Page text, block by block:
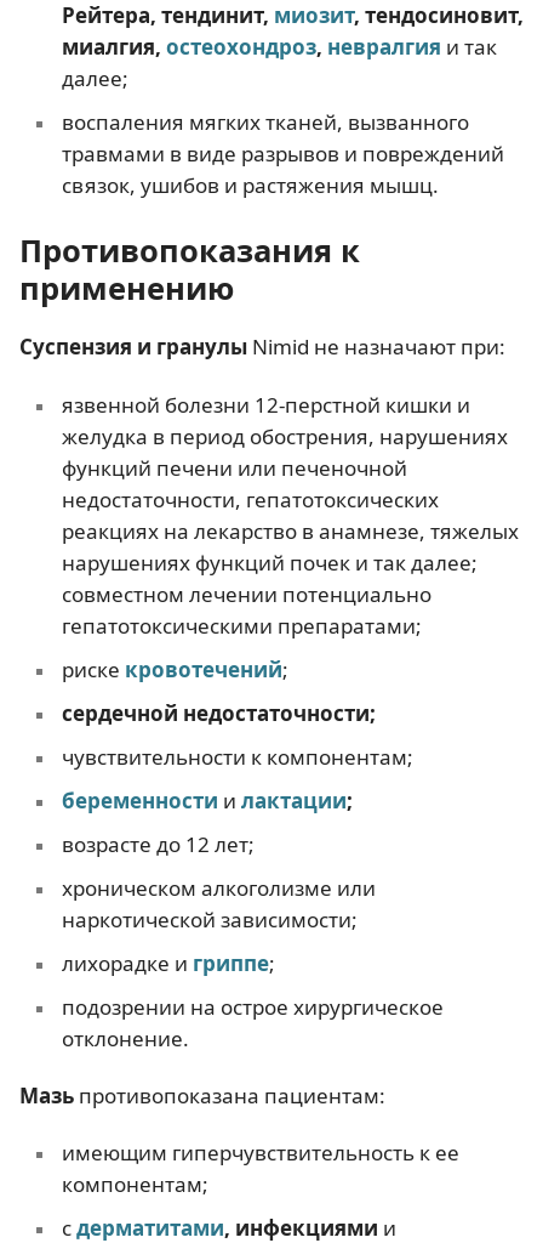
Рейтера, тендинит, миозит, тендосиновит,
миалгия, остеохондроз, невралгия и так
далее;
воспаления мягких тканей, вызванного
травмами в виде разрывов и повреждений
связок, ушибов и растяжения мышц.
Противопоказания к
применению
Суспензия и гранулы Nimid не назначают при:
язвенной болезни 12-перстной кишки и
желудка в период обострения, нарушениях
функций печени или печеночной
недостаточности, гепатотоксических
реакциях на лекарство в анамнезе, тяжелых
нарушениях функций почек и так далее;
совместном лечении потенциально
гепатотоксическими препаратами;
риске кровотечений;
сердечной недостаточности;
чувствительности к компонентам;
беременности и лактации;
возрасте до 12 лет;
хроническом алкоголизме или
наркотической зависимости;
лихорадке и гриппе;
подозрении на острое хирургическое
отклонение.
Мазь противопоказана пациентам:
имеющим гиперчувствительность к ее
компонентам;
сдерматитами, инфекциями и